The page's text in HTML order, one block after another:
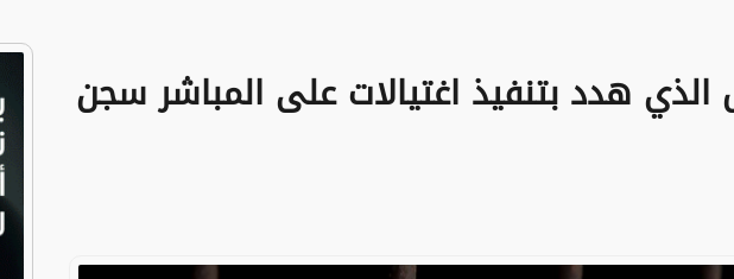
هدد بتنفيذ اغتيالات على المباشر سجن